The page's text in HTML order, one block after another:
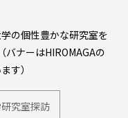
の個性豊かな研究室を
バナーはHIROMAGAの
す）
究室探訪